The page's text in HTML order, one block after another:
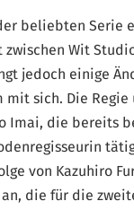
beliebten Serie
Wit
jedoch einige
mit sich. Die
Imai, die bereits
von Kazuhiro
die für die